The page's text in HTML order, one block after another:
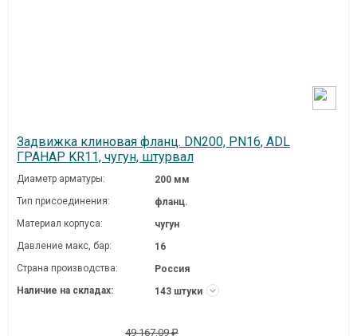
Задвижка клиновая фланц. DN200, PN16, ADL
ГРАНАР KR11, чугун, штурвал
Диаметр арматуры:
200 мм
Тип присоединения:
фланц.
Материал корпуса:
чугун
Давление макc, бар:
16
Страна производства:
Россия
Наличие на складах:
143 штуки
49 167.09 ₽